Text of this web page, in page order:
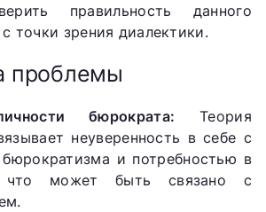
правильность данного
точки зрения диалектики.
проблемы
бюрократа: Теория
неуверенность в себе с
и потребностью в
что может быть связано с